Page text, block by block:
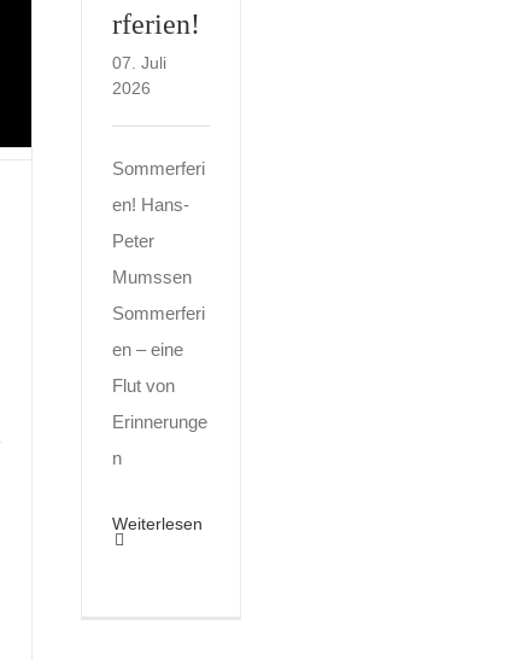
rferien!
07. Juli
2026
Sommerferi
en! Hans-
Peter
Mumssen
Sommerferi
en – eine
Flut von
Erinnerunge
n
Weiterlesen